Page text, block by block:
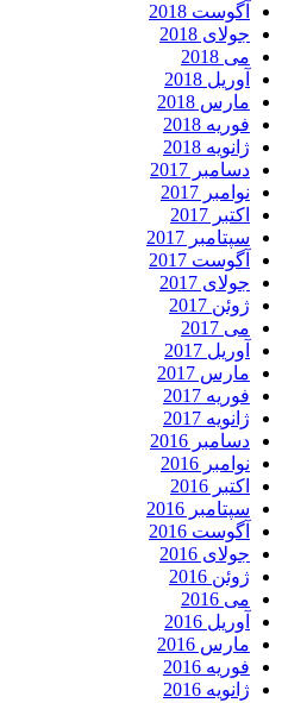
آگوست 2018
جولای 2018
می 2018
آوریل 2018
مارس 2018
فوریه 2018
ژانویه 2018
دسامبر 2017
نوامبر 2017
اکتبر 2017
سپتامبر 2017
آگوست 2017
جولای 2017
ژوئن 2017
می 2017
آوریل 2017
مارس 2017
فوریه 2017
ژانویه 2017
دسامبر 2016
نوامبر 2016
اکتبر 2016
سپتامبر 2016
آگوست 2016
جولای 2016
ژوئن 2016
می 2016
آوریل 2016
مارس 2016
فوریه 2016
ژانویه 2016